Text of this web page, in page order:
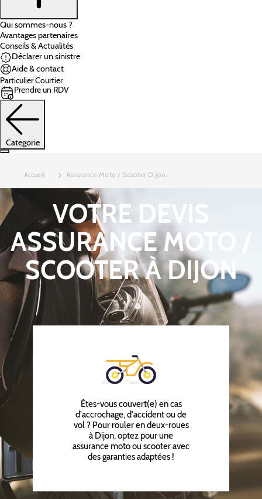
Qui sommes-nous ?
Avantages partenaires
Conseils & Actualités
Déclarer un sinistre
Aide & contact
ParticulierCourtier
Prendre un RDV
Categorie
Accueil Assurance Moto / Scooter Dijon
VOTRE DEVIS
ASSURANCE MOTO /
SCOOTER À DIJON
Êtes-vous couvert(e) en cas
d'accrochage, d'accident ou de
vol ? Pour rouler en deux-roues
à Dijon, optez pour une
assurance moto ou scooter avec
des garanties adaptées !